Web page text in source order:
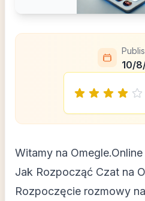
10/
Witamy na Omegle.Online
Jak Rozpocząć Czat na
Rozpoczęcie rozmowy